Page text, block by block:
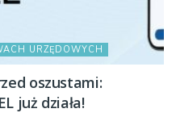
URZĘDOWYCH
oszustami:
już działa!